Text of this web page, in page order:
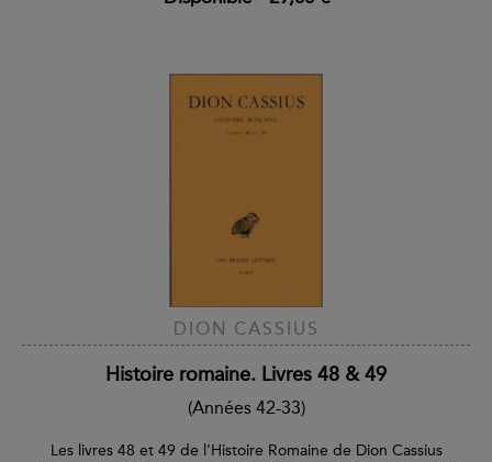
DION CASSIUS
Histoire romaine. Livres 48 & 49
(Années 42-33)
Les livres 48 et 49 de l'Histoire Romaine de Dion Cassius